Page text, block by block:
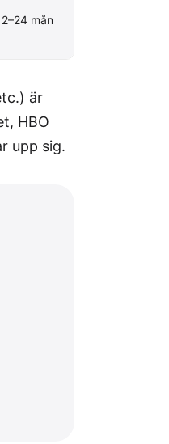
mån
är
HBO
upp sig.